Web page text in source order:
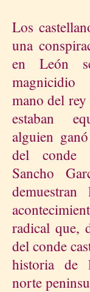
Los
una
en León
mano del
estaban
alguien
del conde
Sancho
demuestran
radical que,
del conde
historia de
norte